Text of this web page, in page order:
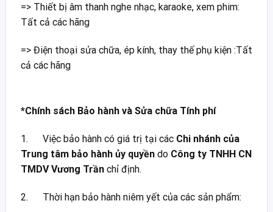
=> Thiết bị âm thanh nghe nhạc, karaoke, xem phim:
Tất cả các hãng
=> Điện thoại sửa chữa, ép kính, thay thế phụ kiện :Tất
cả các hãng
*Chính sách Bảo hành và Sửa chữa Tính phí
1. Việc bảo hành có giá trị tại các Chi nhánh của
Trung tâm bảo hành ủy quyền do Công ty TNHH CN
TMDV Vương Trần chỉ định.
2. Thời hạn bảo hành niêm yết của các sản phẩm: